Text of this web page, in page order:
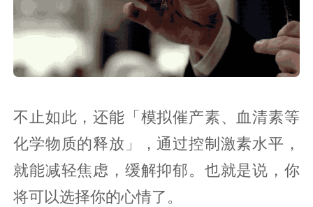
不止如此，还能「模拟催产素、血清素等
化学物质的释放」，通过控制激素水平，
就能减轻焦虑，缓解抑郁。也就是说，你
将可以选择你的心情了。